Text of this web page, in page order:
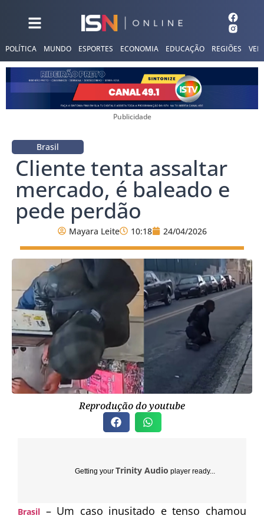
POLÍTICA MUNDO ESPORTES ECONOMIA EDUCAÇÃO REGIÕES
Publicidade
Brasil
Cliente tenta assaltar
mercado, é baleado e
pede perdão
Mayara Leite 10:18 24/04/2026
Reprodução do youtube
Getting your Trinity Audio player ready...
Brasil – Um caso inusitado e tenso chamou